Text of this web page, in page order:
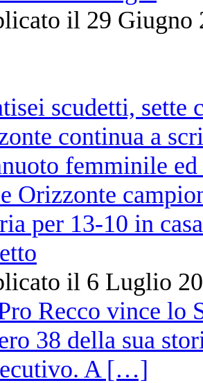
il 29 Giugno
Orizzonte
per 13-10 in
il 6 Luglio